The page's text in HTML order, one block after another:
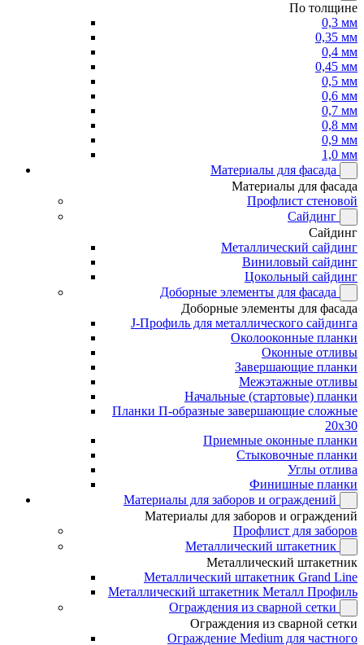
По толщине
0,3 мм
0,35 мм
0,4 мм
0,45 мм
0,5 мм
0,6 мм
0,7 мм
0,8 мм
0,9 мм
1,0 мм
Материалы для фасада
Материалы для фасада
Профлист стеновой
Сайдинг
Сайдинг
Металлический сайдинг
Виниловый сайдинг
Цокольный сайдинг
Доборные элементы для фасада
Доборные элементы для фасада
J-Профиль для металлического сайдинга
Околооконные планки
Оконные отливы
Завершающие планки
Межэтажные отливы
Начальные (стартовые) планки
Планки П-образные завершающие сложные
20x30
Приемные оконные планки
Стыковочные планки
Углы отлива
Финишные планки
Материалы для заборов и ограждений
Материалы для заборов и ограждений
Профлист для заборов
Металлический штакетник
Металлический штакетник
Металлический штакетник Grand Line
Металлический штакетник Металл Профиль
Ограждения из сварной сетки
Ограждения из сварной сетки
Ограждение Medium для частного